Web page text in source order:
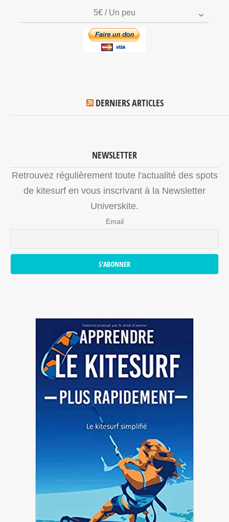
5€ / Un peu
DERNIERS ARTICLES
NEWSLETTER
Retrouvez régulièrement toute l'actualité des spots
de kitesurf en vous inscrivant à la Newsletter
Universkite.
Email